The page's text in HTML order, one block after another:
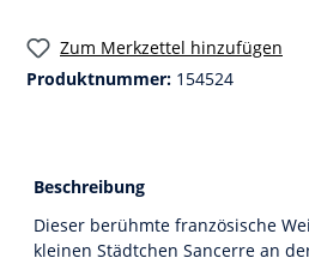
Zum Merkzettel hinzufügen
Produktnummer: 154524
Beschreibung
Dieser berühmte französische
kleinen Städtchen Sancerre an